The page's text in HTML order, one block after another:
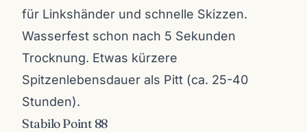
für Linkshänder und schnelle Skizzen.
Wasserfest schon nach 5 Sekunden
Trocknung. Etwas kürzere
Spitzenlebensdauer als Pitt (ca. 25-40
Stunden).
Stabilo Point 88